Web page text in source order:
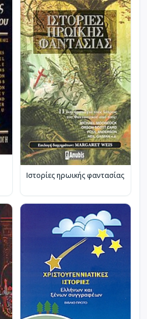
Ιστορίες ηρωικής φαντασίας